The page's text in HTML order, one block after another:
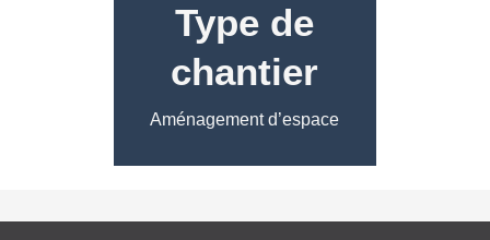
Type de
chantier
Aménagement d’espace